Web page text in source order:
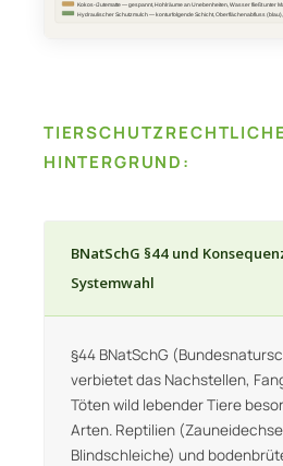
Kokos-/Jutematte — gespannt, Hohlräume an Unebenheiten, Wasser fließt unter
Hydraulischer Schutzmulch — konturfolgende Schicht, Oberflächenabfluss
HINTERGRUND:
BNatSchG §44 und
Systemwahl
§44 BNatSchG
verbietet das Nachstellen,
Töten wild lebender Tiere
Arten. Reptilien
Blindschleiche) und